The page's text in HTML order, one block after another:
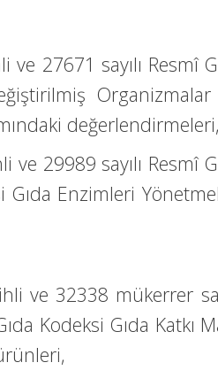
27671 sayılı Resmî
29989 sayılı Resmî
Gıda Enzimleri
ve 32338 mükerrer
Kodeksi Gıda Katkı